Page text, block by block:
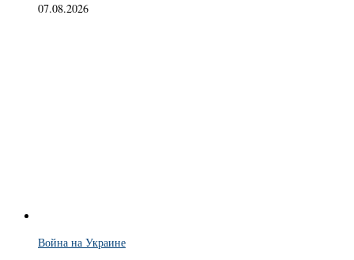
07.08.2026
Война на Украине